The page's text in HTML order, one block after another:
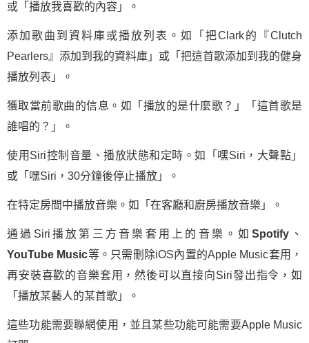
或「播放我喜歡的內容」。
添加歌曲到資料庫或播放列表。如「把Clark的『Clutch
Pearlers』添加到我的資料庫」或「把這首歌添加到我的健身
播放列表」。
獲取當前歌曲的信息。如「播放的是什麼歌？」「這首歌是
誰唱的？」。
使用Siri控制音量、播放狀態和定時。如「嘿Siri，大聲點」
或「嘿Siri，30分鐘後停止播放」。
在特定房間中播放音樂。如「在客廳和廚房播放音樂」。
通過Siri播放第三方音樂套用上的音樂。如 Spotify、
YouTube Music等。只需刪除iOS內置的Apple Music套用，
再安裝喜歡的音樂套用，然後可以直接向Siri發出指令，如
「播放某藝人的某首歌」。
這些功能需要聯網使用，並且某些功能可能需要Apple Music